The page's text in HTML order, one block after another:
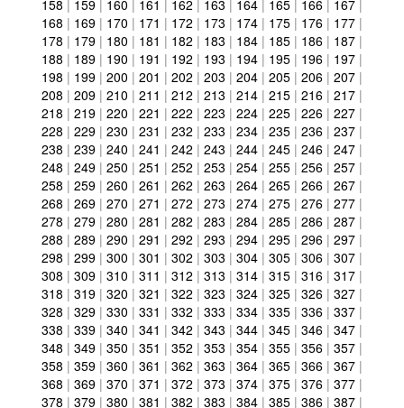
158 159 160 161 162 163 164 165 166 167
168 | 169 | 170 | 171 | 172 | 173 | 174 | 175 | 176 | 177 |
178 | 179 | 180 | 181 | 182 | 183 | 184 | 185 | 186 | 187 |
188 | 189 | 190 | 191 | 192 | 193 | 194 | 195 | 196 | 197 |
198 | 199 | 200 | 201 | 202 | 203 | 204 | 205 | 206 | 207 |
208 | 209 | 210 | 211 | 212 | 213 | 214 | 215 | 216 | 217 |
218 | 219 | 220 | 221 | 222 | 223 | 224 | 225 | 226 | 227 |
228 | 229 | 230 | 231 | 232 | 233 | 234 | 235 | 236 | 237 |
238 | 239 | 240 | 241 | 242 | 243 | 244 | 245 | 246 | 247 |
248 | 249 | 250 | 251 | 252 | 253 | 254 | 255 | 256 | 257 |
258 | 259 | 260 | 261 | 262 | 263 | 264 | 265 | 266 | 267 |
268 | 269 | 270 | 271 | 272 | 273 | 274 | 275 | 276 | 277 |
278 | 279 | 280 | 281 | 282 | 283 | 284 | 285 | 286 | 287 |
288 | 289 | 290 | 291 | 292 | 293 | 294 | 295 | 296 | 297 |
298 | 299 | 300 | 301 | 302 | 303 | 304 | 305 | 306 | 307 |
308 | 309 | 310 | 311 | 312 | 313 | 314 | 315 | 316 | 317 |
318 | 319 | 320 | 321 | 322 | 323 | 324 | 325 | 326 | 327 |
328 | 329 | 330 | 331 | 332 | 333 | 334 | 335 | 336 | 337 |
338 | 339 | 340 | 341 | 342 | 343 | 344 | 345 | 346 | 347 |
348 | 349 | 350 | 351 | 352 | 353 | 354 | 355 | 356 | 357 |
358 | 359 | 360 | 361 | 362 | 363 | 364 | 365 | 366 | 367 |
368 | 369 | 370 | 371 | 372 | 373 | 374 | 375 | 376 | 377 |
378 | 379 | 380 | 381 | 382 | 383 | 384 | 385 | 386 | 387 |